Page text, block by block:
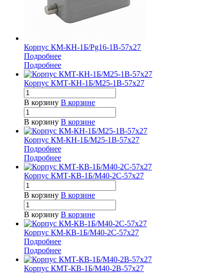
Корпус КМ-КН-1Б/Pg16-1В-57х27
Подробнее
Подробнее
Корпус КМТ-КН-1Б/М25-1В-57х27
В корзину В корзине
В корзину В корзине
Корпус КМ-КН-1Б/М25-1В-57х27
Подробнее
Подробнее
Корпус КМТ-КВ-1Б/М40-2С-57х27
В корзину В корзине
В корзину В корзине
Корпус КМ-КВ-1Б/М40-2С-57х27
Подробнее
Подробнее
Корпус КМТ-КВ-1Б/М40-2В-57х27